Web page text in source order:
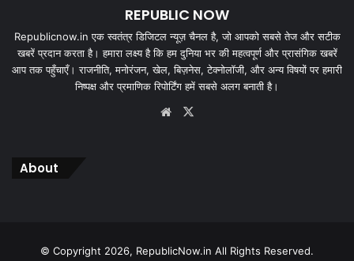
REPUBLIC NOW
Republicnow.in एक स्वतंत्र डिजिटल न्यूज़ चैनल है, जो आपको सबसे तेज और सटीक
खबरें प्रदान करता है। हमारा लक्ष्य है कि हम दुनिया भर की महत्वपूर्ण और प्रासंगिक खबरें
आप तक पहुँचाएँ। राजनीति, मनोरंजन, खेल, बिज़नेस, टेक्नोलॉजी, और अन्य विषयों पर हमारी
निष्पक्ष और प्रमाणिक रिपोर्टिंग हमें सबसे अलग बनाती है।
Website
About
© Copyright 2026, RepublicNow.in All Rights Reserved.